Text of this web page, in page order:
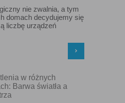
„cookies”, może wpłynąć na
na stronie internetowej.
nie zwalnia, a tym
domach decydujemy się
liczbę urządzeń
›